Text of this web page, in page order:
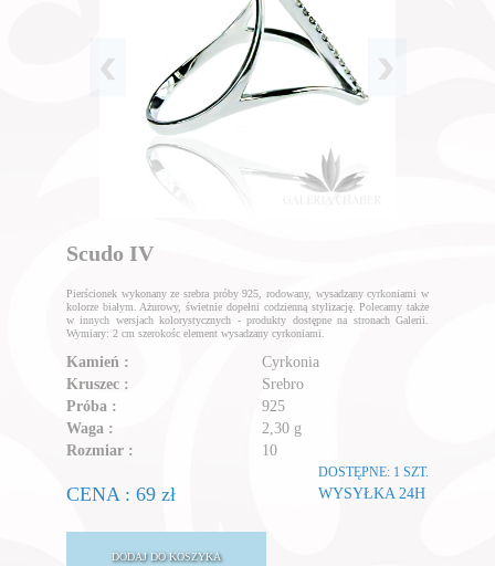
Scudo IV
Pierścionek wykonany ze srebra próby 925, rodowany, wysadzany cyrkoniami w
kolorze białym. Ażurowy, świetnie dopełni codzienną stylizację. Polecamy także
w innych wersjach kolorystycznych - produkty dostępne na stronach Galerii.
Wymiary: 2 cm szerokośc element wysadzany cyrkoniami.
Kamień :
Cyrkonia
Kruszec :
Srebro
Próba :
925
Waga :
2,30 g
Rozmiar :
10
CENA : 69 zł
DOSTĘPNE: 1 SZT.
WYSYŁKA 24H